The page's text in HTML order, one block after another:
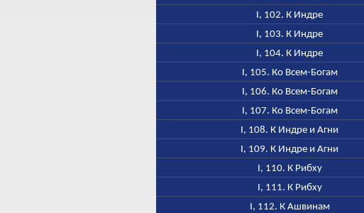
I, 102. К Индре
I, 103. К Индре
I, 104. К Индре
I, 105. Ко Всем-Богам
I, 106. Ко Всем-Богам
I, 107. Ко Всем-Богам
I, 108. К Индре и Агни
I, 109. К Индре и Агни
I, 110. К Рибху
I, 111. К Рибху
I, 112. К Ашвинам